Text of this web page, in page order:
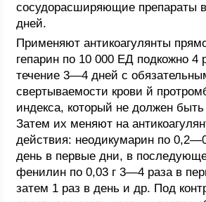
сосудорасширяющие препараты
дней.
Применяют антикоагулянты
гепарин по 10 000 ЕД подкожно 4
течение 3—4 дней с
свертываемости крови й
индекса, который не должен
Затем их меняют на
действия: неодикумарин по
день в первые дни, в
фенилин по 0,03 г 3—4 раза в
затем 1 раз в день и др. Под